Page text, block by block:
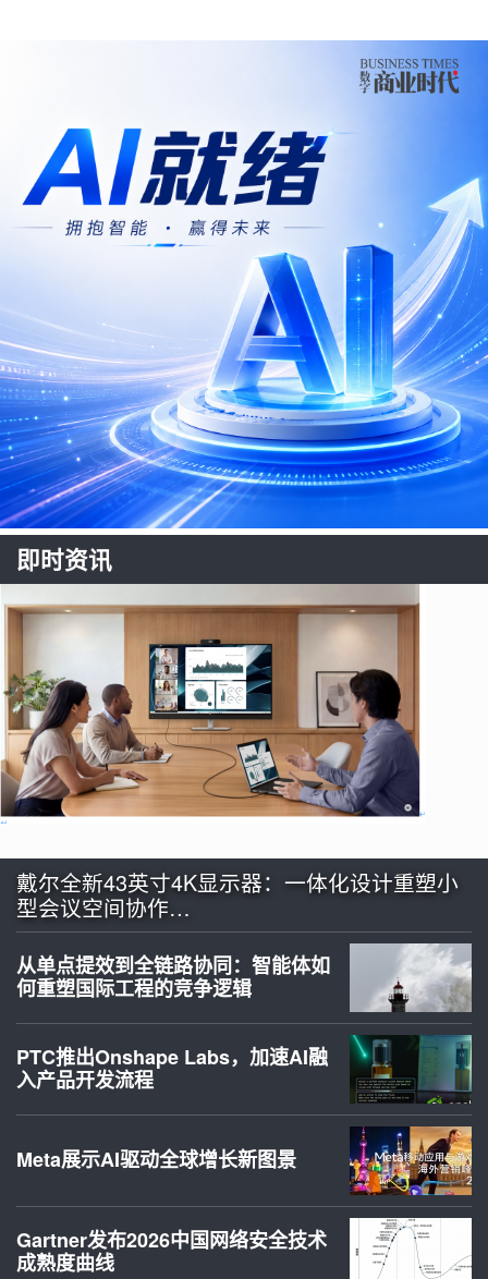
即时资讯
戴尔全新43英寸4K显示器：一体化设计重塑小
型会议空间协作…
从单点提效到全链路协同：智能体如
何重塑国际工程的竞争逻辑
PTC推出Onshape Labs，加速AI融
入产品开发流程
Meta展示AI驱动全球增长新图景
Gartner发布2026中国网络安全技术
成熟度曲线